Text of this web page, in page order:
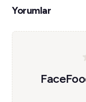
Yorumlar